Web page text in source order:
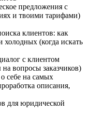
предложения с
и твоими тарифами)
клиентов: как
холодных (когда искать
с клиентом
вопросы заказчиков)
себе на самых
описания,
для юридической